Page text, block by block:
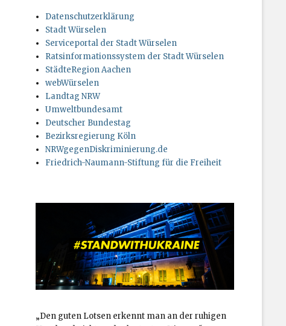
Datenschutzerklärung
Stadt Würselen
Serviceportal der Stadt Würselen
Ratsinformationssystem der Stadt Würselen
StädteRegion Aachen
webWürselen
Landtag NRW
Umweltbundesamt
Deutscher Bundestag
Bezirksregierung Köln
NRWgegenDiskriminierung.de
Friedrich-Naumann-Stiftung für die Freiheit
„Den guten Lotsen erkennt man an der ruhigen